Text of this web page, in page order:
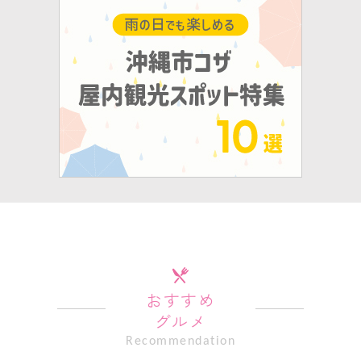
おすすめ
グルメ
Recommendation